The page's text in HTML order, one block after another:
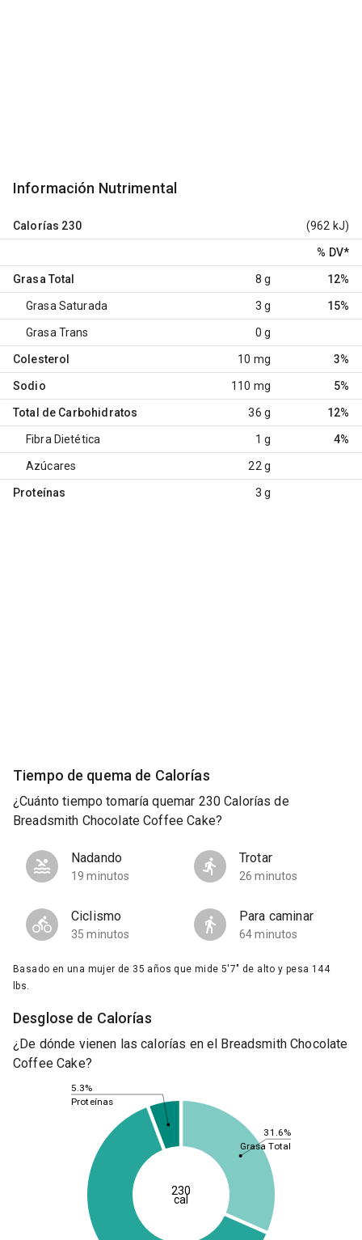
Información Nutrimental
Calorías 230 (962 kJ)
% DV*
Grasa Total 8 g 12%
Grasa Saturada 3 g 15%
Grasa Trans 0 g
Colesterol 10 mg 3%
Sodio 110 mg 5%
Total de Carbohidratos 36 g 12%
Fibra Dietética 1 g 4%
Azúcares 22 g
Proteínas 3 g
Tiempo de quema de Calorías
¿Cuánto tiempo tomaría quemar 230 Calorías de
Breadsmith Chocolate Coffee Cake?
Nadando
19 minutos
Trotar
26 minutos
Ciclismo
35 minutos
Para caminar
64 minutos
Basado en una mujer de 35 años que mide 5'7" de alto y pesa 144
lbs.
Desglose de Calorías
¿De dónde vienen las calorías en el Breadsmith Chocolate
Coffee Cake?
31.6%
5.3%
Grasa Total
Proteínas
230
cal